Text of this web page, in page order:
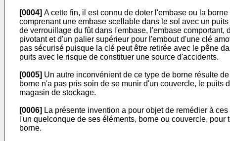
[0004] A cette fin, il est connu de doter l'embase ou la
comprenant une embase scellable dans le sol avec un
de verrouillage du fût dans l'embase, l'embase
pivotant et d'un palier supérieur pour l'embout d'une clé
pas sécurisé puisque la clé peut être retirée avec le pêne
puits avec le risque de constituer une source d'accidents.
[0005] Un autre inconvénient de ce type de borne résulte
borne n'a pas pris soin de se munir d'un couvercle, le
magasin de stockage.
[0006] La présente invention a pour objet de remédier à
l'un quelconque de ses éléments, borne ou couvercle,
borne.